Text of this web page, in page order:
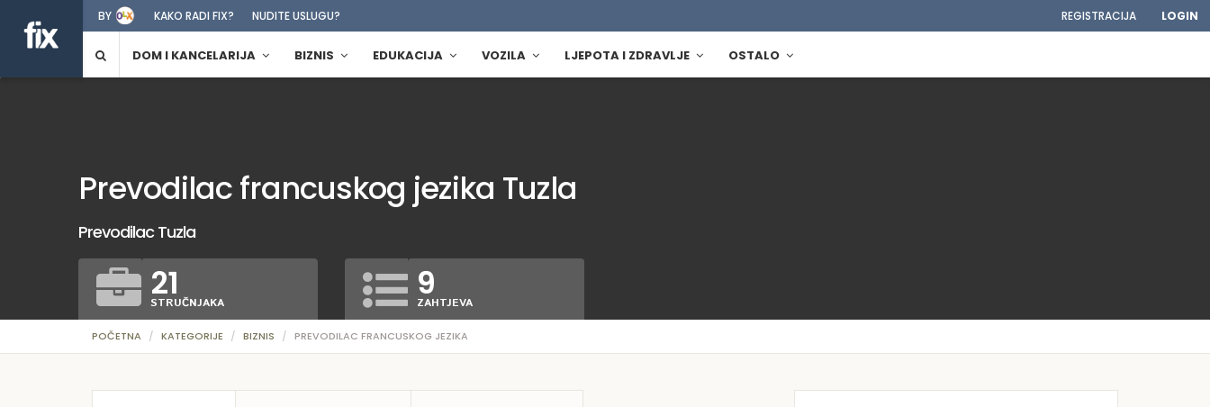
BY KAKO RADI FIX? NUDITE USLUGU? REGISTRACIJA LOGIN
DOM I KANCELARIJA BIZNIS EDUKACIJA VOZILA LJEPOTA I ZDRAVLJE OSTALO
POČETNA KATEGORIJE BIZNIS PREVODILAC FRANCUSKOG JEZIKA
Prevodilac francuskog jezika Tuzla
Prevodilac Tuzla
21
STRUČNJAKA 9
ZAHTJEVA